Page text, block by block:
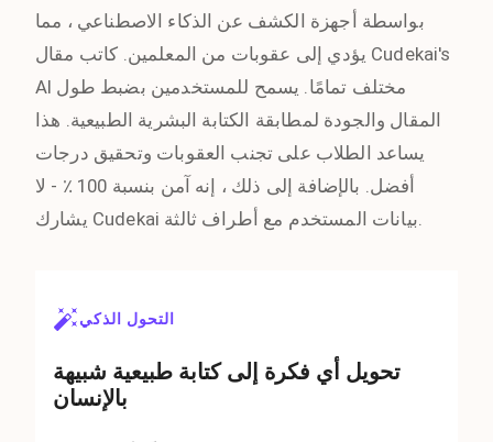
بواسطة أجهزة الكشف عن الذكاء الاصطناعي ، مما
يؤدي إلى عقوبات من المعلمين. كاتب مقال Cudekai's
AI مختلف تمامًا. يسمح للمستخدمين بضبط طول
المقال والجودة لمطابقة الكتابة البشرية الطبيعية. هذا
يساعد الطلاب على تجنب العقوبات وتحقيق درجات
أفضل. بالإضافة إلى ذلك ، إنه آمن بنسبة 100 ٪ - لا
يشارك Cudekai بيانات المستخدم مع أطراف ثالثة.
التحول الذكي
تحويل أي فكرة إلى كتابة طبيعية شبيهة
بالإنسان